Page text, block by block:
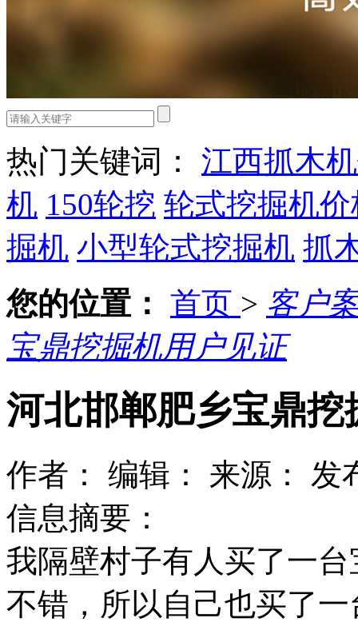
热门关键词： 江西抓木
机 150轮挖 轮式挖掘机
掘机 小型轮式挖掘机 抓
您的位置： 首页 > 客户
宝鼎挖掘机用户见证
河北邯郸肥乡宝鼎挖
作者： 编辑： 来源： 发
信息摘要：
我隔壁村子有人买了一
不错，所以自己也买了